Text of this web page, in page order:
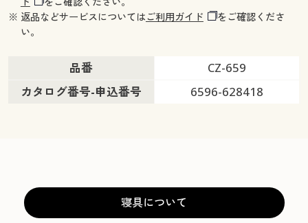
※ 返品などサービスについてはご利用ガイド
をご確認くださ
い。
品番
CZ-659
カタログ番号-申込番号
6596-628418
寝具について